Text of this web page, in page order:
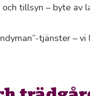
tillsyn – byte av
tjänster –